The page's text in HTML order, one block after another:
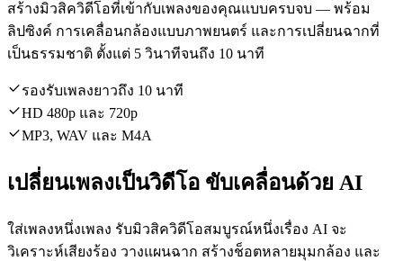
สร้างมิวสิควิดีโอที่เข้ากับเพลงของคุณแบบครบจบ — พร้อม
ลิปซิงค์ การเคลื่อนกล้องแบบภาพยนตร์ และการเปลี่ยนฉากที่
เป็นธรรมชาติ ตั้งแต่ 5 วินาทีจนถึง 10 นาที
รองรับเพลงยาวถึง 10 นาที
HD 480p และ 720p
MP3, WAV และ M4A
เปลี่ยนเพลงเป็นวิดีโอ ขับเคลื่อนด้วย AI
ใส่เพลงหนึ่งเพลง รับมิวสิควิดีโอสมบูรณ์หนึ่งเรื่อง AI จะ
วิเคราะห์เสียงร้อง วางแผนฉาก สร้างช็อตหลายมุมกล้อง และ